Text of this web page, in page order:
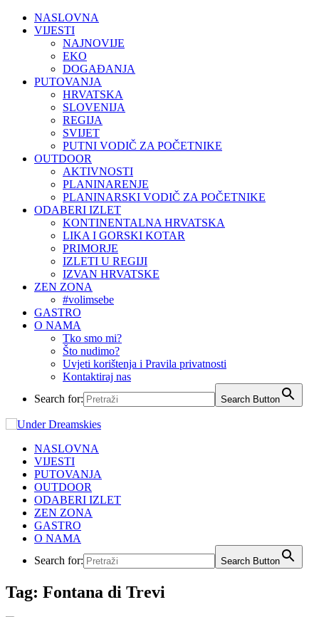
NASLOVNA
VIJESTI
NAJNOVIJE
EKO
DOGAĐANJA
PUTOVANJA
HRVATSKA
SLOVENIJA
REGIJA
SVIJET
PUTNI VODIČ ZA POČETNIKE
OUTDOOR
AKTIVNOSTI
PLANINARENJE
PLANINARSKI VODIČ ZA POČETNIKE
ODABERI IZLET
KONTINENTALNA HRVATSKA
LIKA I GORSKI KOTAR
PRIMORJE
IZLETI U REGIJI
IZVAN HRVATSKE
ZEN ZONA
#volimsebe
GASTRO
O NAMA
Tko smo mi?
Što nudimo?
Uvjeti korištenja i Pravila privatnosti
Kontaktiraj nas
Search for:
Search Button
NASLOVNA
VIJESTI
PUTOVANJA
OUTDOOR
ODABERI IZLET
ZEN ZONA
GASTRO
O NAMA
Search for:
Search Button
Tag: Fontana di Trevi